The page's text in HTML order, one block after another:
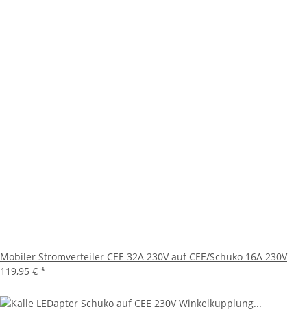
Mobiler Stromverteiler CEE 32A 230V auf CEE/Schuko 16A 230V
119,95 € *